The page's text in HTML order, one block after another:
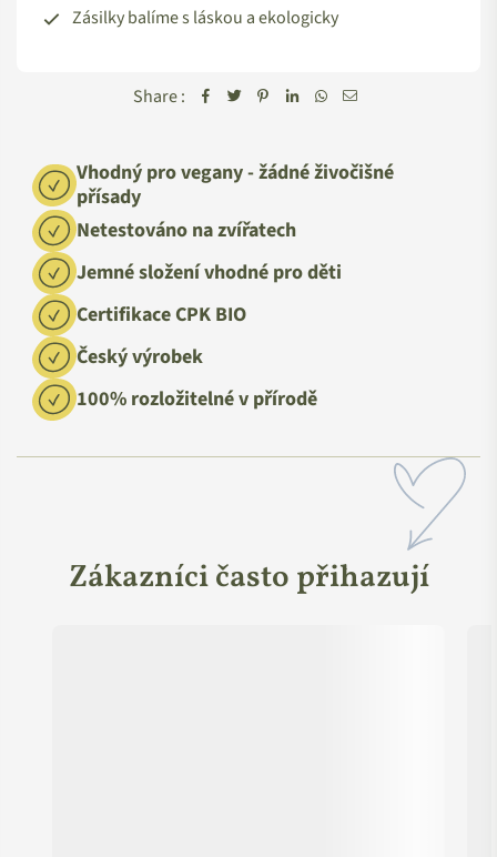
Zásilky balíme s láskou a ekologicky
Share :
Vhodný pro vegany - žádné živočišné
přísady
Netestováno na zvířatech
Jemné složení vhodné pro děti
Certifikace CPK BIO
Český výrobek
100% rozložitelné v přírodě
Zákazníci často přihazují